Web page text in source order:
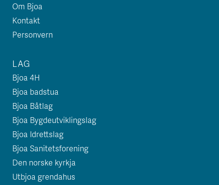
Om Bjoa
Kontakt
Personvern
LAG
Bjoa 4H
Bjoa badstua
Bjoa Båtlag
Bjoa Bygdeutviklingslag
Bjoa Idrettslag
Bjoa Sanitetsforening
Den norske kyrkja
Utbjoa grendahus